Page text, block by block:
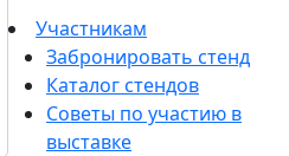
Участникам
Забронировать стенд
Каталог стендов
Советы по участию в
выставке